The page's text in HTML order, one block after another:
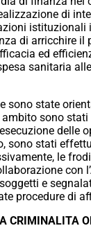
di
istituzionali
di arricchire
ed
sanitaria
sono state
sono
delle
sono stati
le
e
procedure di
CRIMINALITA